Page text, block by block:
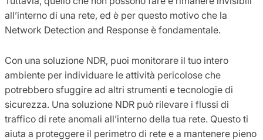
all’interno di una rete, ed è per questo motivo che la
Network Detection and Response è fondamentale.
Con una soluzione NDR, puoi monitorare il tuo intero
ambiente per individuare le attività pericolose che
potrebbero sfuggire ad altri strumenti e tecnologie di
sicurezza. Una soluzione NDR può rilevare i flussi di
traffico di rete anomali all’interno della tua rete. Questo ti
aiuta a proteggere il perimetro di rete e a mantenere pieno